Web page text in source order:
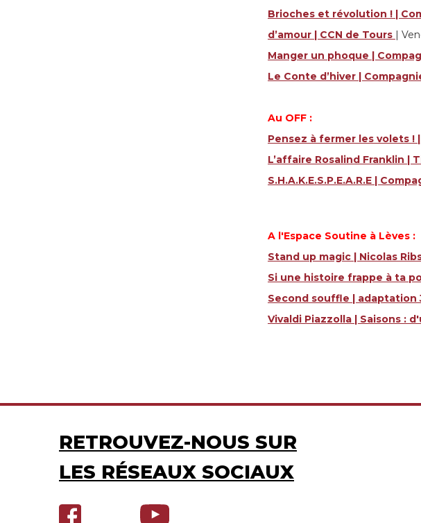
Brioches et révolution ! |
d’amour | CCN de Tours |
Manger un phoque |
Le Conte d’hiver |
Au OFF :
Pensez à fermer les volets !
L’affaire Rosalind Franklin |
S.H.A.K.E.S.P.E.A.R.E |
A l'Espace Soutine à Lèves :
Stand up magic | Nicolas
Si une histoire frappe à ta
Second souffle | adaptation
Vivaldi Piazzolla | Saisons :
RETROUVEZ-NOUS SUR
LES RÉSEAUX SOCIAUX